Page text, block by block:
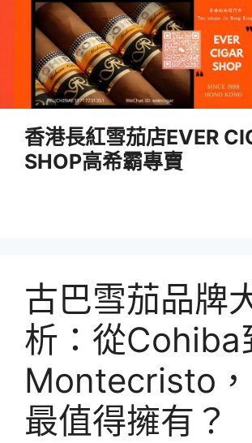
香港長紅雪茄店EVER
SHOP高希霸專賣
古巴雪茄品牌
析：從Cohiba
Montecristo
最值得擁有？